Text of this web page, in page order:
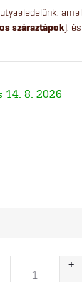
száraztápok),
14. 8. 2026